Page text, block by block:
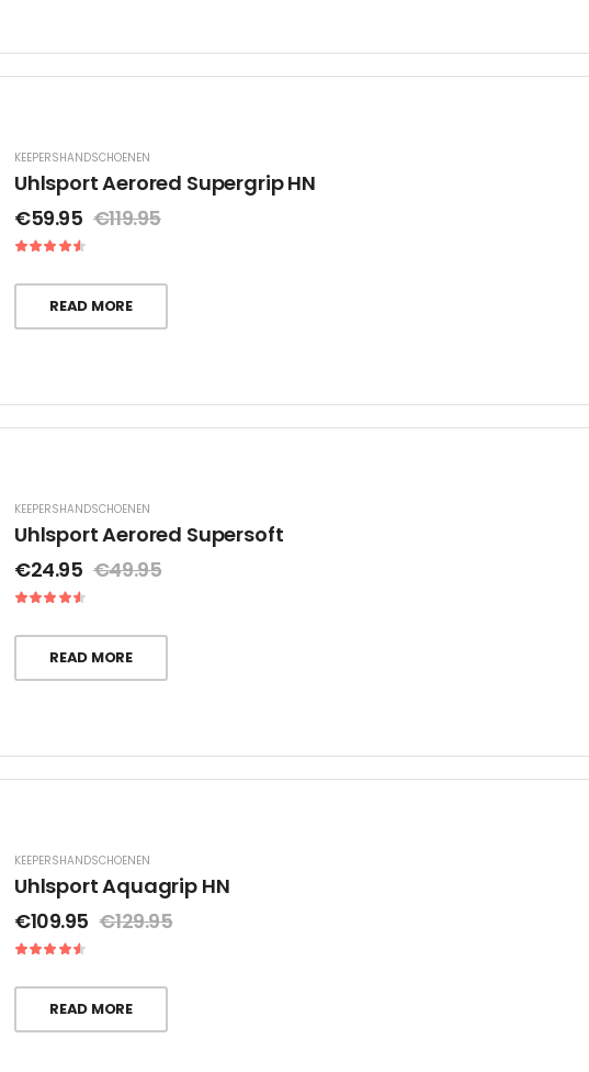
KEEPERSHANDSCHOENEN
Uhlsport Aerored Supergrip HN
€59.95 €119.95
READ MORE
KEEPERSHANDSCHOENEN
Uhlsport Aerored Supersoft
€24.95 €49.95
READ MORE
KEEPERSHANDSCHOENEN
Uhlsport Aquagrip HN
€109.95 €129.95
READ MORE